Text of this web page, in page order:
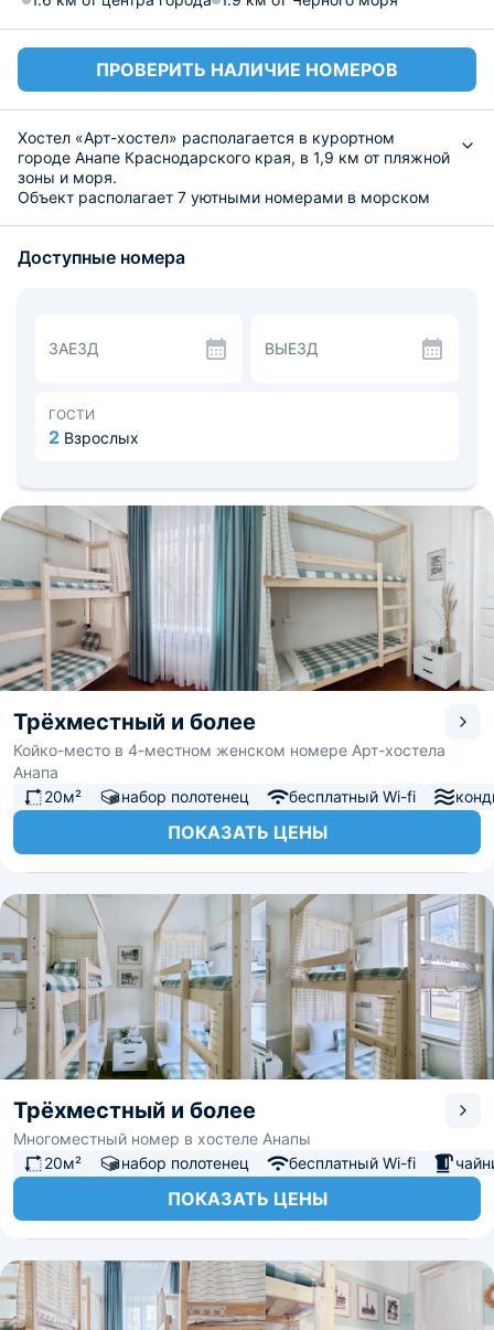
ПРОВЕРИТЬ НАЛИЧИЕ НОМЕРОВ
Хостел «Арт-хостел» располагается в курортном
городе Анапе Краснодарского края, в 1,9 км от пляжной
зоны и моря.
Объект располагает 7 уютными номерами в морском
для личных вещей есть прикроватные тумбы.
мини-кухне или посетите ближайшие столовые и кафе.
Центральный сквер — 1,6 км, музей Горгиппия,
Доступные номера
ЗАЕЗД ВЫЕЗД
ГОСТИ
2 Взрослых
Трёхместный и более
Койко-место в 4-местном женском номере Арт-хостела
Анапа
20м²
набор полотенец бесплатный Wi-fi
ПОКАЗАТЬ ЦЕНЫ
Трёхместный и более
Многоместный номер в хостеле Анапы
20м²
набор полотенец бесплатный Wi-fi
ПОКАЗАТЬ ЦЕНЫ